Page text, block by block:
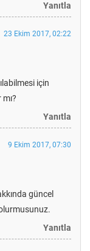
Yanıtla
23 Ekim 2017, 02:22
için
Yanıtla
9 Ekim 2017, 07:30
güncel
Yanıtla